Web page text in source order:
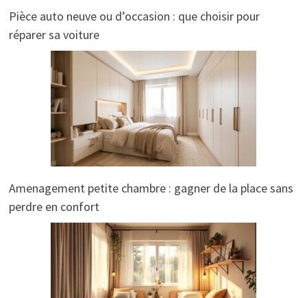
Pièce auto neuve ou d’occasion : que choisir pour
réparer sa voiture
Amenagement petite chambre : gagner de la place sans
perdre en confort